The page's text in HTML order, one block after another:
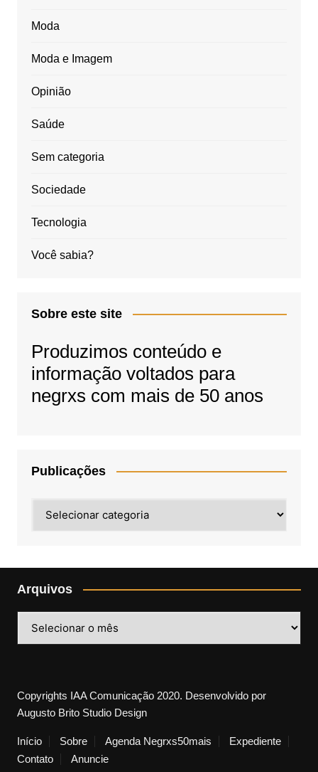
Moda
Moda e Imagem
Opinião
Saúde
Sem categoria
Sociedade
Tecnologia
Você sabia?
Sobre este site
Produzimos conteúdo e
informação voltados para
negrxs com mais de 50 anos
Publicações
Arquivos
Copyrights IAA Comunicação 2020. Desenvolvido por
Augusto Brito Studio Design
Início Sobre Agenda Negrxs50mais
Expediente
Contato
Anuncie